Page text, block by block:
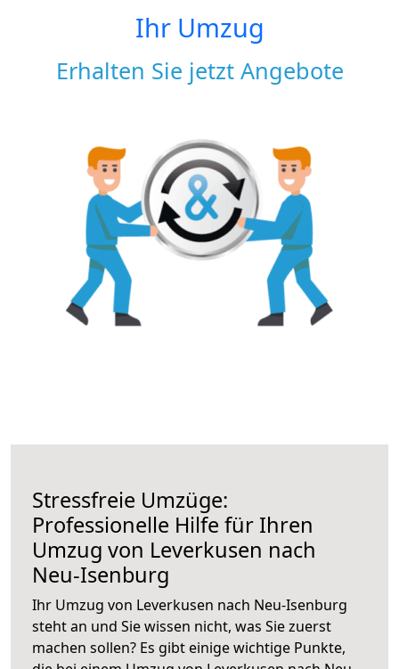
Ihr Umzug
Erhalten Sie jetzt Angebote
Stressfreie Umzüge:
Professionelle Hilfe für Ihren
Umzug von Leverkusen nach
Neu-Isenburg
Ihr Umzug von Leverkusen nach Neu-Isenburg
steht an und Sie wissen nicht, was Sie zuerst
machen sollen? Es gibt einige wichtige Punkte,